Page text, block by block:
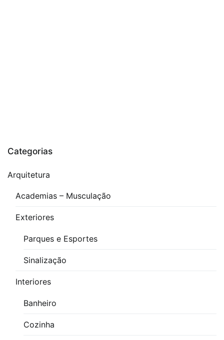
Categorias
Arquitetura
Academias – Musculação
Exteriores
Parques e Esportes
Sinalização
Interiores
Banheiro
Cozinha